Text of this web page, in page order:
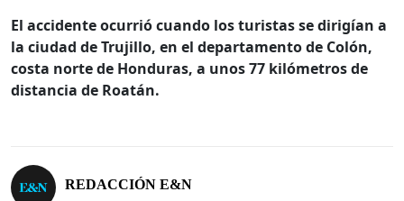
El accidente ocurrió cuando los turistas se dirigían a
la ciudad de Trujillo, en el departamento de Colón,
costa norte de Honduras, a unos 77 kilómetros de
distancia de Roatán.
REDACCIÓN E&N